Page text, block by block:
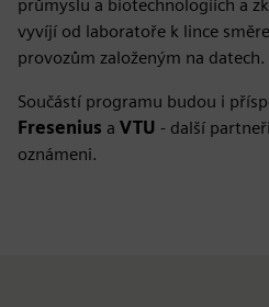
průmyslu a biotechnologiích a
vyvíjí od laboratoře k lince
provozům založeným na datech.
Součástí programu budou i
Fresenius a VTU - další
oznámeni.